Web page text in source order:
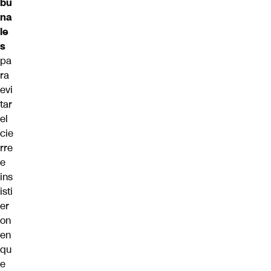
na
le
s
pa
ra
evi
tar
el
cie
rre
e
ins
isti
er
on
en
qu
e